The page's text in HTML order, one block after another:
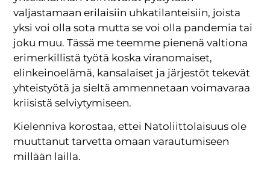
valjastamaan erilaisiin uhkatilanteisiin, joista
yksi voi olla sota mutta se voi olla pandemia tai
joku muu. Tässä me teemme pienenä valtiona
erimerkillistä työtä koska viranomaiset,
elinkeinoelämä, kansalaiset ja järjestöt tekevät
yhteistyötä ja sieltä ammennetaan voimavaraa
kriisistä selviytymiseen.
Kielenniva korostaa, ettei Natoliittolaisuus ole
muuttanut tarvetta omaan varautumiseen
millään lailla.